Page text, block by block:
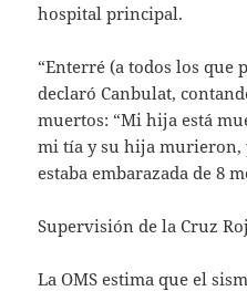
hospital principal.
“Enterré (a todos los que
declaró Canbulat,
muertos: “Mi hija está
mi tía y su hija murieron,
estaba embarazada de 8
Supervisión de la Cruz
La OMS estima que el